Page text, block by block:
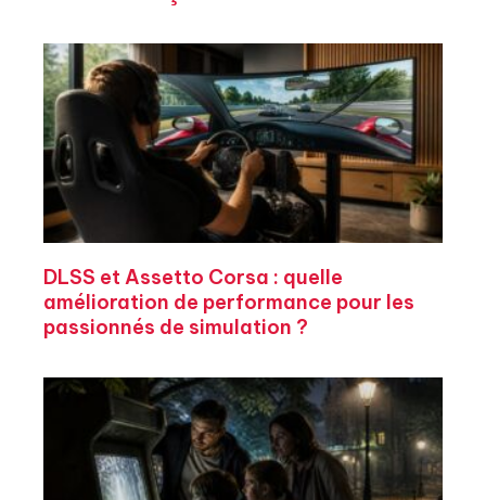
DLSS et Assetto Corsa : quelle
amélioration de performance pour les
passionnés de simulation ?